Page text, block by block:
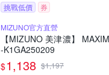
挑戰低價
券
MIZUNO官方直營
【MIZUNO 美津濃】
-K1GA250209
$1,138 $1,197